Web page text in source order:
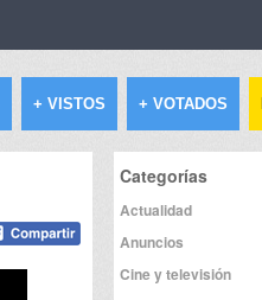
+ VISTOS + VOTADOS
Categorías
Actualidad
Anuncios
Cine y televisión